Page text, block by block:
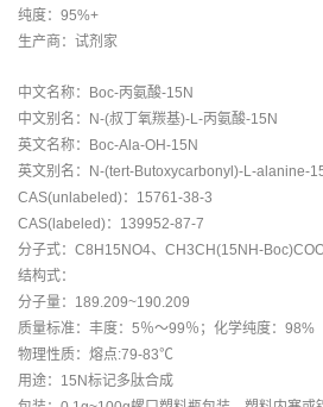
纯度：95%+
生产商：试剂家
中文名称：Boc-丙氨酸-15N
中文别名：N-(叔丁氧羰基)-L-丙氨酸-15N
英文名称：Boc-Ala-OH-15N
英文别名：N-(tert-Butoxycarbonyl)-L-alanine-
CAS(unlabeled)：15761-38-3
CAS(labeled)：139952-87-7
分子式：C8H15NO4、CH3CH(15NH-
结构式：
分子量：189.209~190.209
质量标准：丰度：5％～99％；化学纯度：98%
物理性质：熔点:79-83℃
用途：15N标记多肽合成